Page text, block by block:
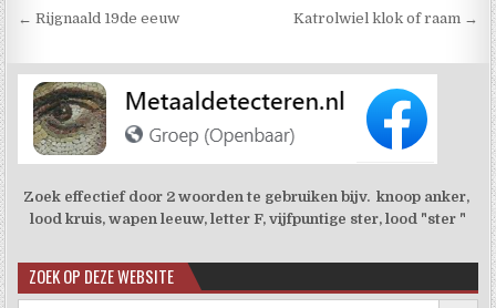
Berichtnavigatie
← Rijgnaald 19de eeuw Katrolwiel klok of raam →
Zoek effectief door 2 woorden te gebruiken bijv. knoop anker,
lood kruis, wapen leeuw, letter F, vijfpuntige ster, lood "ster "
ZOEK OP DEZE WEBSITE